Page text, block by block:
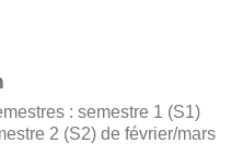
: semestre 1 (S1)
2 (S2) de février/mars